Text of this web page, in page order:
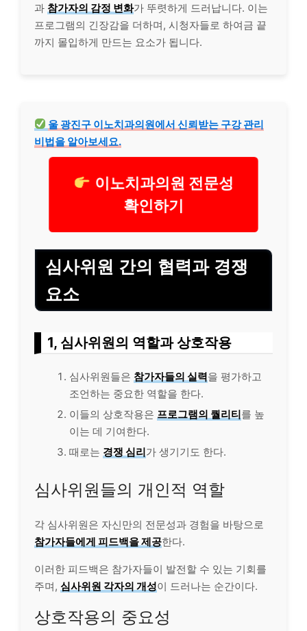
과 참가자의 감정 변화가 뚜렷하게 드러납니다. 이는
프로그램의 긴장감을 더하며, 시청자들로 하여금 끝
까지 몰입하게 만드는 요소가 됩니다.
울 광진구 이노치과의원에서 신뢰받는 구강 관리
비법을 알아보세요.
이노치과의원 전문성
확인하기
심사위원 간의 협력과 경쟁
요소
1, 심사위원의 역할과 상호작용
심사위원들은 참가자들의 실력을 평가하고
조언하는 중요한 역할을 한다.
이들의 상호작용은 프로그램의 퀄리티를 높
이는 데 기여한다.
때로는 경쟁 심리가 생기기도 한다.
심사위원들의 개인적 역할
각 심사위원은 자신만의 전문성과 경험을 바탕으로
참가자들에게 피드백을 제공한다.
이러한 피드백은 참가자들이 발전할 수 있는 기회를
주며, 심사위원 각자의 개성이 드러나는 순간이다.
상호작용의 중요성